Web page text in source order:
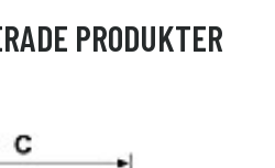
PRODUKTER